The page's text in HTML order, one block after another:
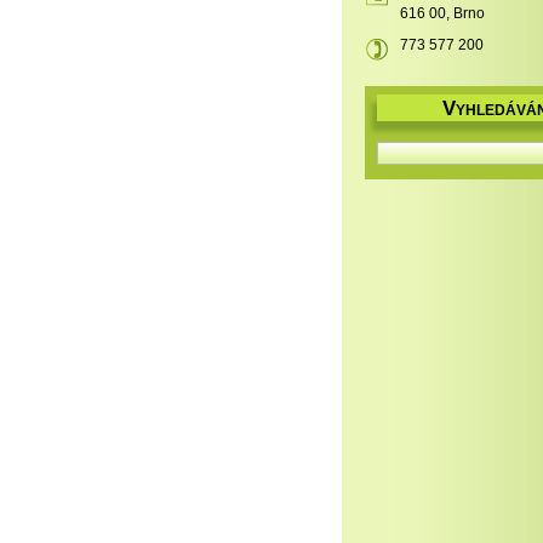
616 00, Brno
773 577 200
V